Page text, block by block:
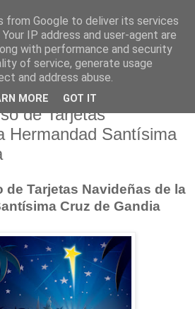
de la
de Tarjetas
Hermandad Santísima
de Tarjetas Navideñas de la
Cruz de Gandia
from Google to deliver its services
IP address and user-agent are
with performance and security
of service, generate usage
and address abuse.
MORE GOT IT